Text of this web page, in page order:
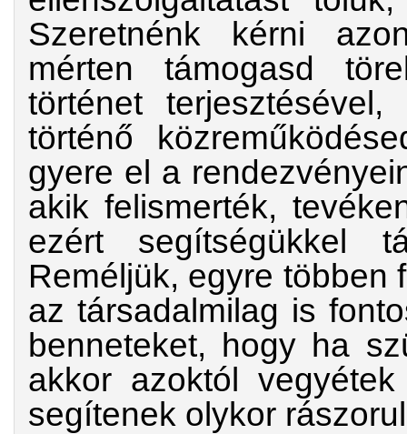
Szeretnénk kérni
mérten támogasd
történet
történő
gyere el a
akik felismerték,
ezért segítségükkel
Reméljük, egyre többen
az társadalmilag is
benneteket, hogy ha
akkor azoktól
segítenek olykor